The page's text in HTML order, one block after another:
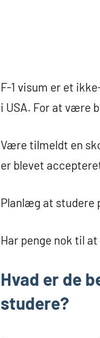
F-1 visum er et
i USA. For at være
Være tilmeldt en
er blevet
Planlæg at studere
Har penge nok til
Hvad er de
studere?